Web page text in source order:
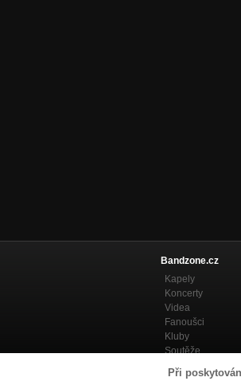
Při
Bandzone.cz
Kapely
Koncerty
Videa
Fanoušci
Kluby
Soutěže
Bandzone.cz blog